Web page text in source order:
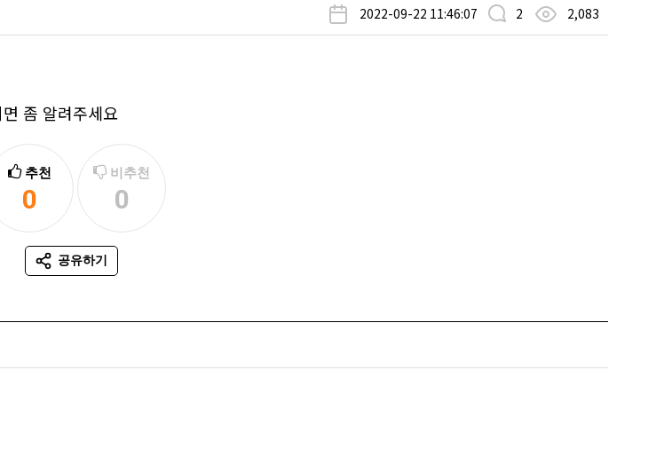
2022-09-22 11:46:07 2 2,083
좀 알려주세요
추천
0
추천
비추천
0
비추천
공유하기
SNS 공유